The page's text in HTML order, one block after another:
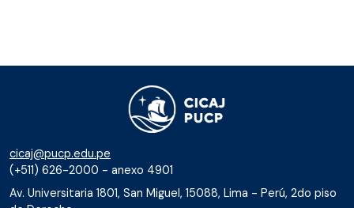
cicaj@pucp.edu.pe
(+511) 626-2000 - anexo 4901
Av. Universitaria 1801, San Miguel, 15088, Lima - Perú, 2do piso